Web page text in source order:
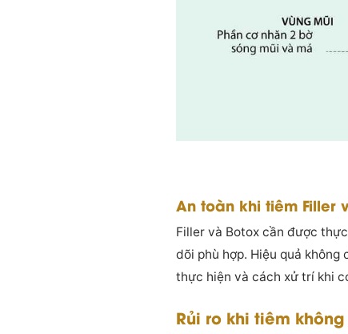
An toàn khi tiêm Filler
Filler và Botox cần được
dõi phù hợp. Hiệu quả
thực hiện và cách xử trí khi
Rủi ro khi tiêm